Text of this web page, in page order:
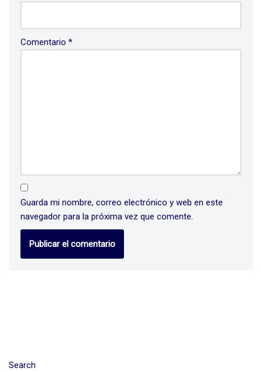
Comentario *
Guarda mi nombre, correo electrónico y web en este
navegador para la próxima vez que comente.
Search